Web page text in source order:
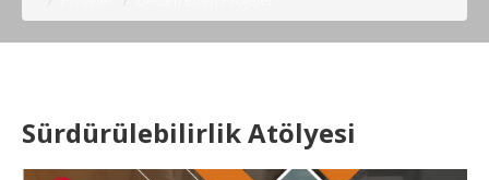
Sürdürülebilirlik Atölyesi